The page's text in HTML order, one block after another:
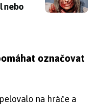
nebo
označovat
na hráče a